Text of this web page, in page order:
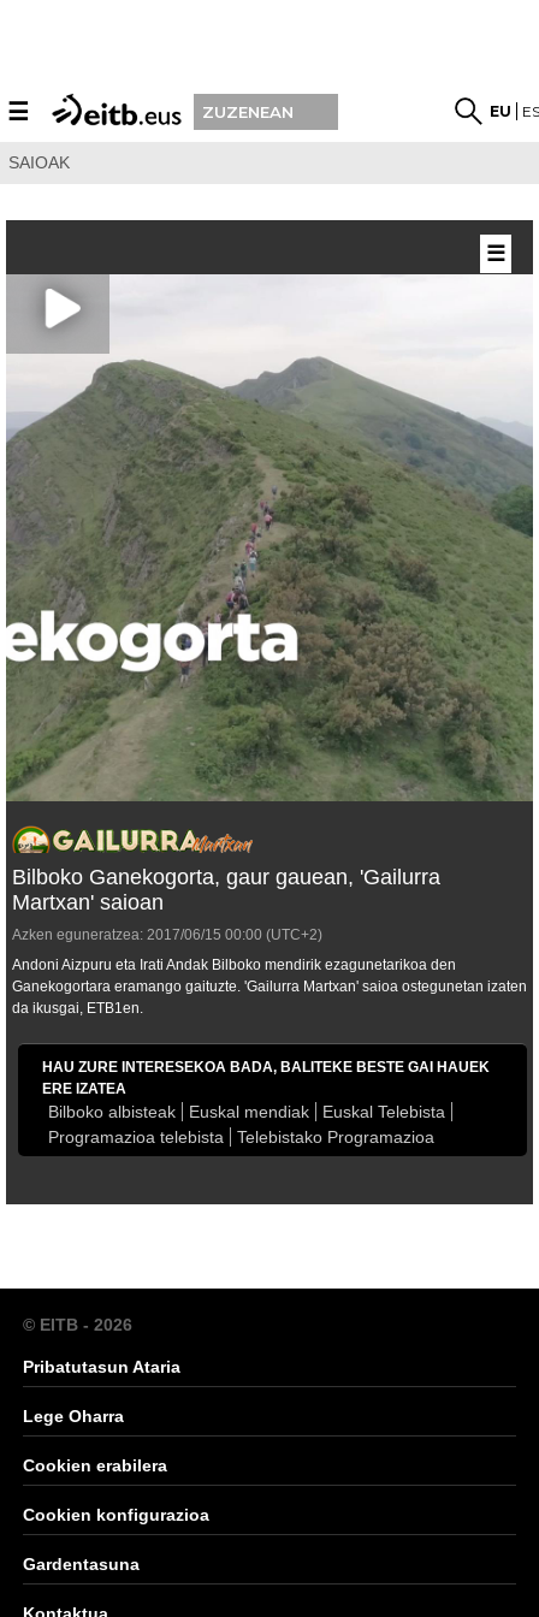
☰ ZUZENEAN EU
SAIOAK
Bilboko Ganekogorta, gaur gauean, 'Gailurra
Martxan' saioan
Azken eguneratzea: 2017/06/15 00:00 (UTC+2)
Andoni Aizpuru eta Irati Andak Bilboko mendirik ezagunetarikoa den
Ganekogortara eramango gaituzte. 'Gailurra Martxan' saioa ostegunetan izaten
da ikusgai, ETB1en.
HAU ZURE INTERESEKOA BADA, BALITEKE BESTE GAI HAUEK
ERE IZATEA
Bilboko albisteak Euskal mendiak
Euskal Telebista
Programazioa telebista
Telebistako Programazioa
☰
© EITB - 2026
Pribatutasun Ataria
Lege Oharra
Cookien erabilera
Cookien konfigurazioa
Gardentasuna